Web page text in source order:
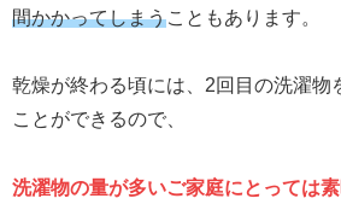
間かかってしまうこともあります。
乾燥が終わる頃には、2回目の洗濯物
ことができるので、
洗濯物の量が多いご家庭にとっては